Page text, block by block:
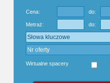
Cena: do:
Metraż: do:
Wirtualne spacery